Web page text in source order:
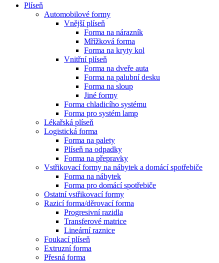
Plíseň
Automobilové formy
Vnější plíseň
Forma na nárazník
Mřížková forma
Forma na kryty kol
Vnitřní plíseň
Forma na dveře auta
Forma na palubní desku
Forma na sloup
Jiné formy
Forma chladicího systému
Forma pro systém lamp
Lékařská plíseň
Logistická forma
Forma na palety
Plíseň na odpadky
Forma na přepravky
Vstřikovací formy na nábytek a domácí spotřebiče
Forma na nábytek
Forma pro domácí spotřebiče
Ostatní vstřikovací formy
Razicí forma/děrovací forma
Progresivní razidla
Transferové matrice
Lineární raznice
Foukací plíseň
Extruzní forma
Přesná forma